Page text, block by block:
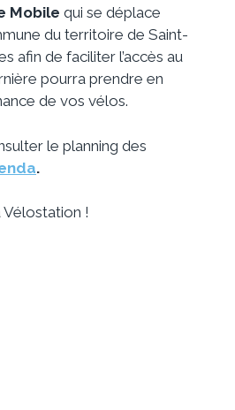
Mobile qui se déplace
du territoire de Saint-
afin de faciliter l’accès au
pourra prendre en
de vos vélos.
le planning des
.
!